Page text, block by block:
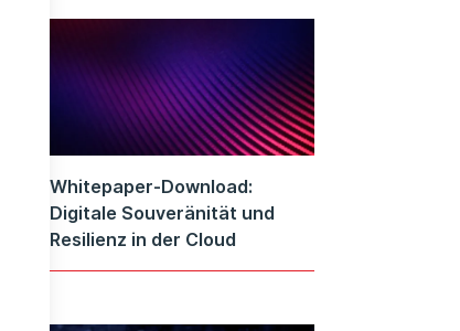
Whitepaper-Download:
Digitale Souveränität und
Resilienz in der Cloud